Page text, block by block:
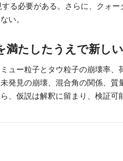
る必要がある。さらに、クォ
い。
満たしたうえで新し
ュー粒子とタウ粒子の崩壊率
発見の崩壊、混合角の関係、
、仮説は解釈に留まり、検証可